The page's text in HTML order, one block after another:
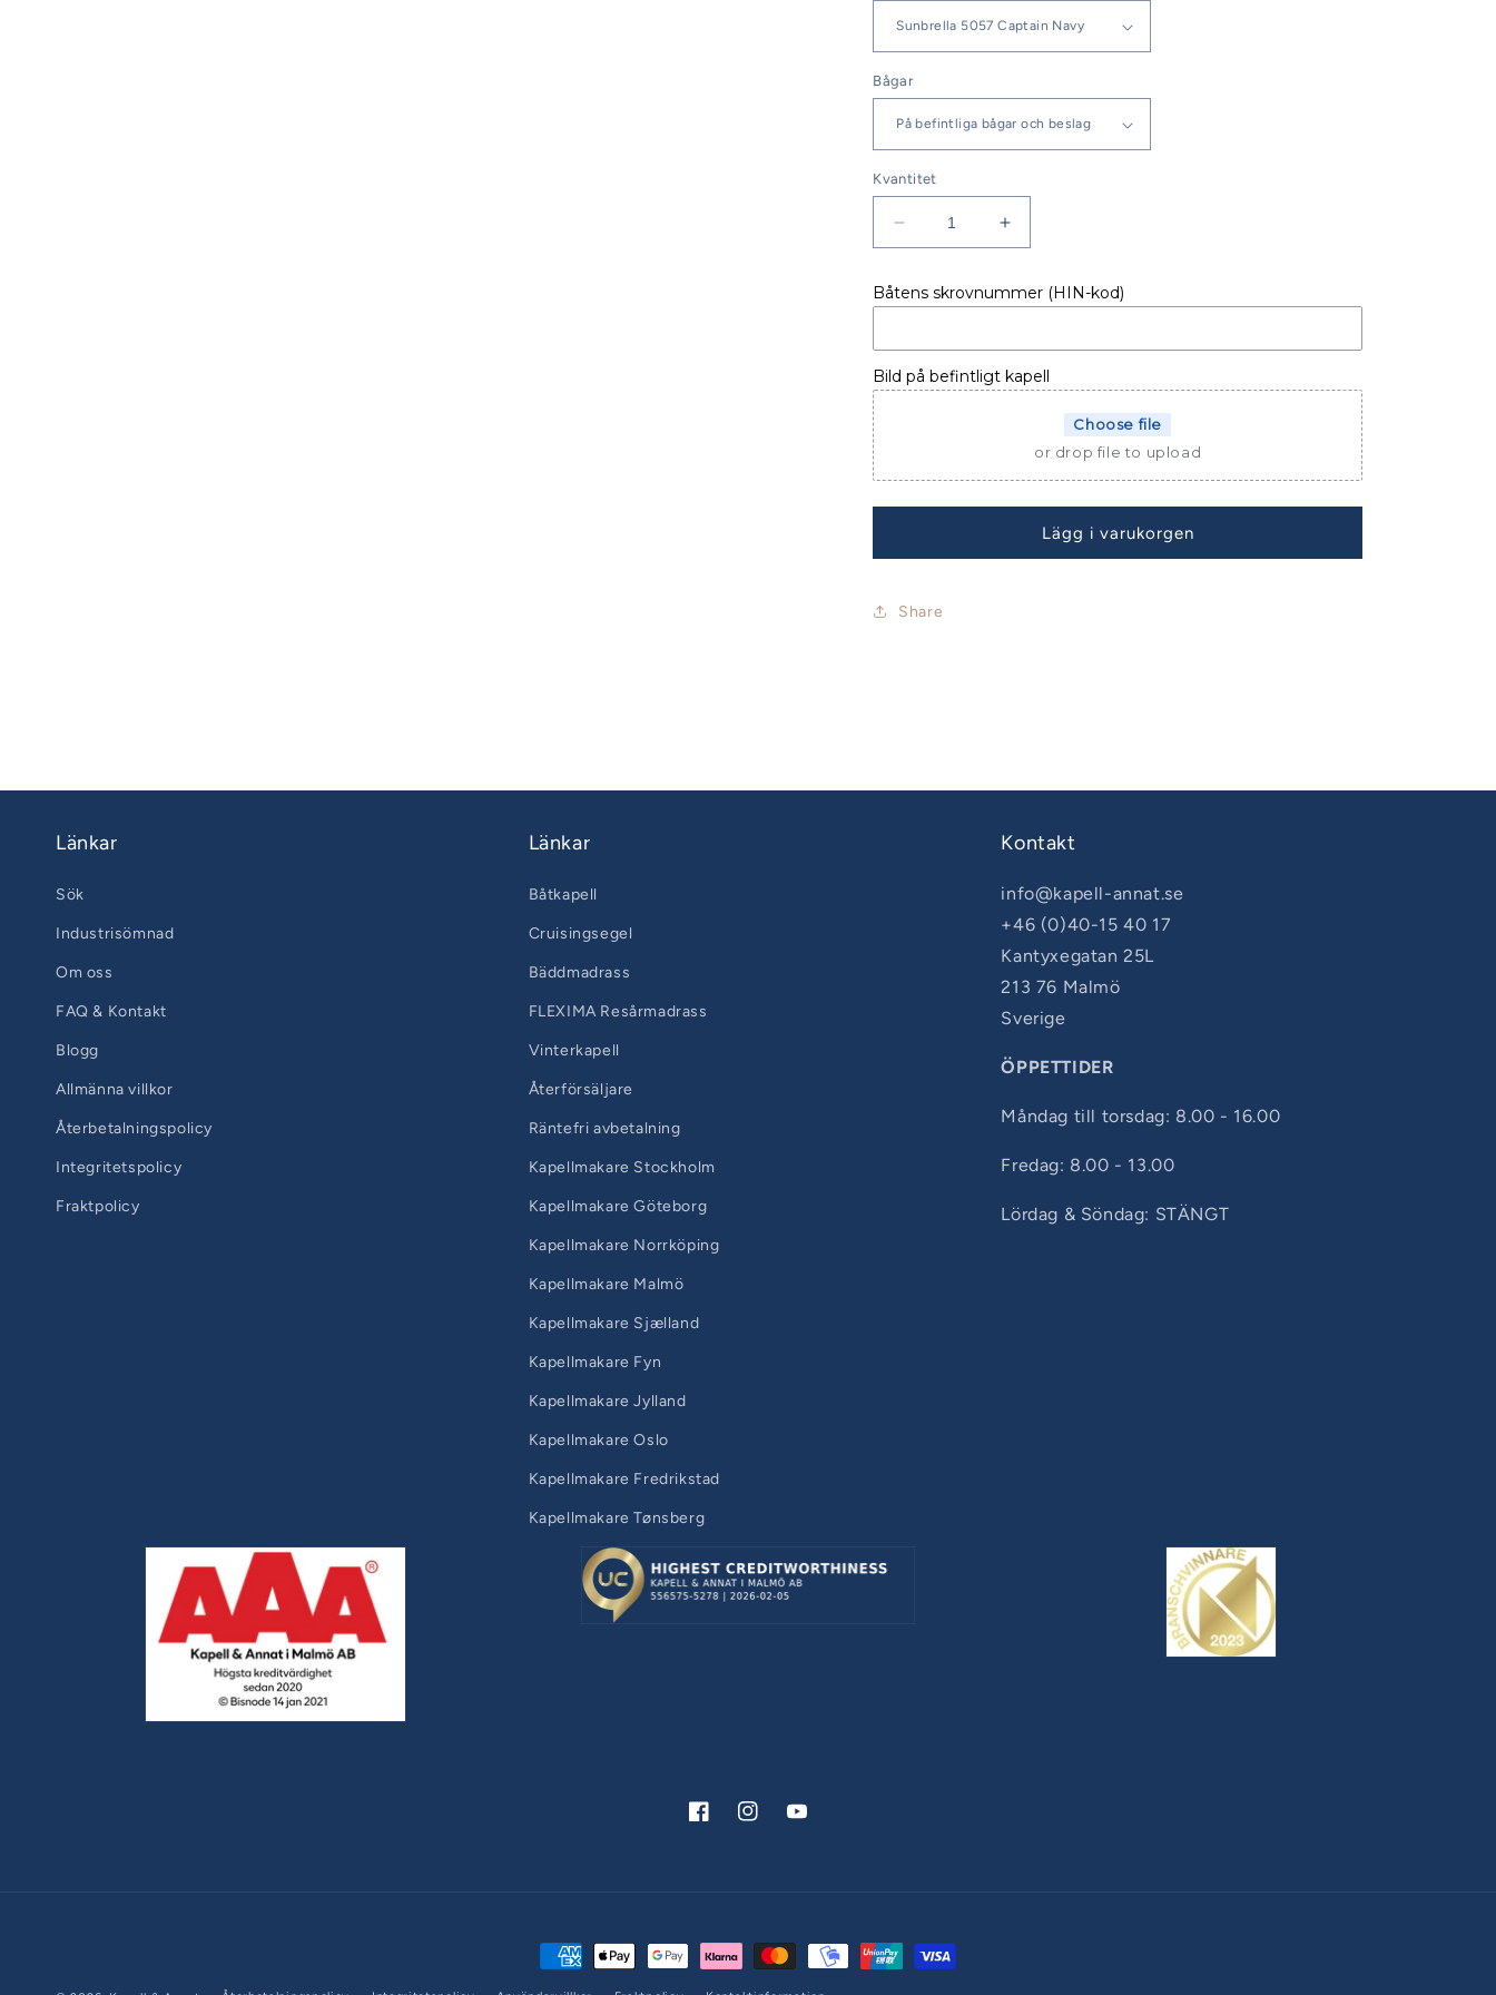
Bågar
Kvantitet
Minska
kvantitet
BÅTKAPELL
26
HT
97-
Öka
kvantitet
BÅTKAPELL
26
HT
97-
Båtens skrovnummer (HIN-kod)
Bild på befintligt kapell
Choose file
or drop file to upload
Lägg i varukorgen
Share
Länkar
Sök
Industrisömnad
Om oss
FAQ & Kontakt
Blogg
Allmänna villkor
Återbetalningspolicy
Integritetspolicy
Fraktpolicy
Länkar
Båtkapell
Cruisingsegel
Bäddmadrass
FLEXIMA Resårmadrass
Vinterkapell
Återförsäljare
Räntefri avbetalning
Kapellmakare Stockholm
Kapellmakare Göteborg
Kapellmakare Norrköping
Kapellmakare Malmö
Kapellmakare Sjælland
Kapellmakare Fyn
Kapellmakare Jylland
Kapellmakare Oslo
Kapellmakare Fredrikstad
Kapellmakare Tønsberg
Kontakt
info@kapell-annat.se
+46 (0)40-15 40 17
Kantyxegatan 25L
213 76 Malmö
Sverige
ÖPPETTIDER
Måndag till torsdag: 8.00 - 16.00
Fredag: 8.00 - 13.00
Lördag & Söndag: STÄNGT
FacebookInstagramYouTube
Betalningsmetoder